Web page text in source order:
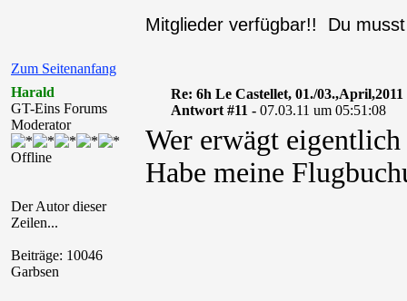
Zum Seitenanfang
Mitglieder verfügbar!! Du
Harald
GT-Eins Forums
Moderator
Offline
Der Autor dieser
Zeilen...
Beiträge: 10046
Garbsen
Re: 6h Le Castellet, 01./03.,April,2011
Antwort #11 - 07.03.11 um 05:51:08
Wer erwägt
Habe meine